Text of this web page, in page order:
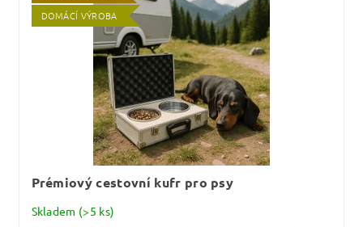
DOMÁCÍ VÝROBA
Prémiový cestovní kufr pro psy
Skladem (>5 ks)